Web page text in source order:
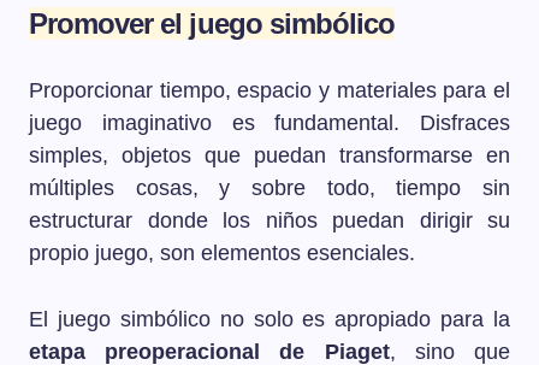
Promover el juego simbólico
Proporcionar tiempo, espacio y materiales para el
juego imaginativo es fundamental. Disfraces
simples, objetos que puedan transformarse en
múltiples cosas, y sobre todo, tiempo sin
estructurar donde los niños puedan dirigir su
propio juego, son elementos esenciales.
El juego simbólico no solo es apropiado para la
etapa preoperacional de Piaget, sino que